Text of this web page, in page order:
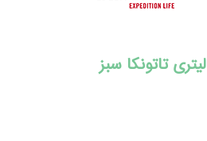
کوله پشتی سبک وزن اکتیو پک 15 لیتری تاتونکا سبز